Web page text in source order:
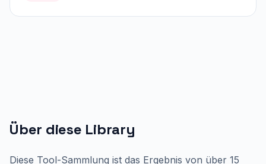
Über diese Library
Diese Tool-Sammlung ist das Ergebnis von über 15